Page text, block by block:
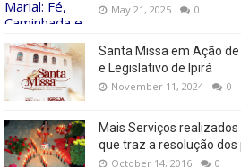
May 21, 2025 0
Santa Missa em Ação
e Legislativo de Ipirá
November 11, 2024 0
Mais Serviços
que traz a resolução dos
October 14, 2016 0